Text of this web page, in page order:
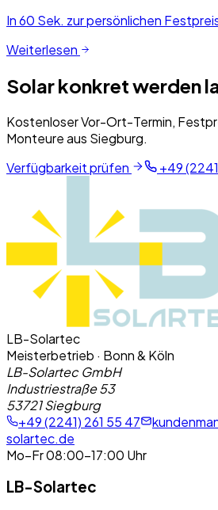
In 60 Sek. zur persönlichen
Weiterlesen
Solar konkret werden
Kostenloser Vor-Ort-Termin,
Monteure aus Siegburg.
Verfügbarkeit prüfen
+49
LB-Solartec
Meisterbetrieb · Bonn & Köln
LB-Solartec GmbH
Industriestraße 53
53721 Siegburg
+49 (2241) 261 55 47
solartec.de
Mo–Fr 08:00–17:00 Uhr
LB-Solartec